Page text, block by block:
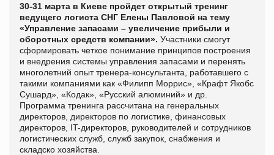
30-31 марта в Киеве пройдет открытый тренинг
ведущего логиста СНГ Елены Павловой на тему
«Управление запасами – увеличение прибыли и
оборотных средств компании». Участники смогут
сформировать четкое понимание принципов построения
и внедрения системы управления запасами и перенять
многолетний опыт тренера-консультанта, работавшего с
такими компаниями как «Филипп Моррис», «Крафт Якобс
Сушард», «Кодак», «Русский алюминий» и др.
Программа тренинга рассчитана на генеральных
директоров, директоров по логистике, финансовых
директоров, IT-директоров, руководителей и сотрудников
логистических служб, служб закупок, снабжения и
складско хозяйства.